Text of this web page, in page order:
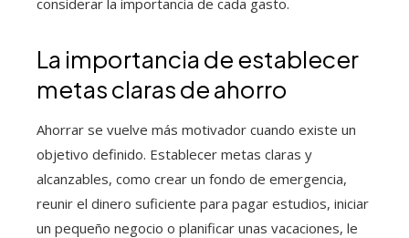
considerar la importancia de cada gasto.
La importancia de establecer
metas claras de ahorro
Ahorrar se vuelve más motivador cuando existe un
objetivo definido. Establecer metas claras y
alcanzables, como crear un fondo de emergencia,
reunir el dinero suficiente para pagar estudios, iniciar
un pequeño negocio o planificar unas vacaciones, le